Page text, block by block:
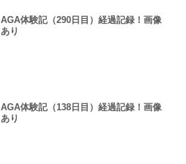
AGA体験記（290日目）経過記録！画像
あり
AGA体験記（138日目）経過記録！画像
あり